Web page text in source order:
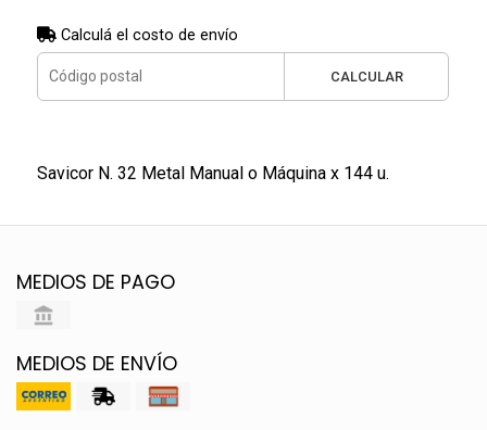
Calculá el costo de envío
CALCULAR
Savicor N. 32 Metal Manual o Máquina x 144 u.
MEDIOS DE PAGO
MEDIOS DE ENVÍO